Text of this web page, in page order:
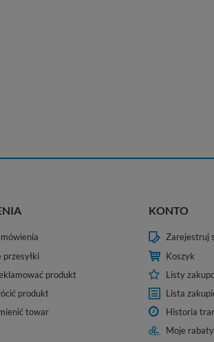
przesyłki
produkt
produkt
towar
KONTO
Zarejestruj
Koszyk
Listy
Lista
Historia
Moje rabaty